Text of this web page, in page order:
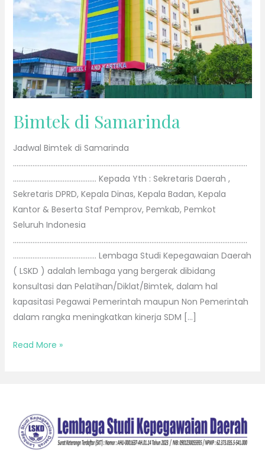
Bimtek di Samarinda
Jadwal Bimtek di Samarinda
……………………………………………………………………………………………………………………
……………………………………….. Kepada Yth : Sekretaris Daerah ,
Sekretaris DPRD, Kepala Dinas, Kepala Badan, Kepala
Kantor & Beserta Staf Pemprov, Pemkab, Pemkot
Seluruh Indonesia
……………………………………………………………………………………………………………………
……………………………………….. Lembaga Studi Kepegawaian Daerah
( LSKD ) adalah lembaga yang bergerak dibidang
konsultasi dan Pelatihan/Diklat/Bimtek, dalam hal
kapasitasi Pegawai Pemerintah maupun Non Pemerintah
dalam rangka meningkatkan kinerja SDM […]
Read More »